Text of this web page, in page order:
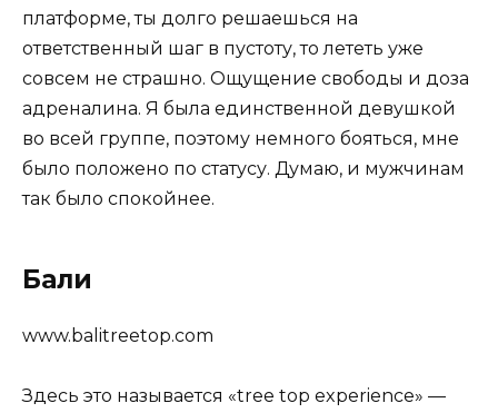
платформе, ты долго решаешься на
ответственный шаг в пустоту, то лететь уже
совсем не страшно. Ощущение свободы и доза
адреналина. Я была единственной девушкой
во всей группе, поэтому немного бояться, мне
было положено по статусу. Думаю, и мужчинам
так было спокойнее.
Бали
www.balitreetop.com
Здесь это называется «tree top experience» —